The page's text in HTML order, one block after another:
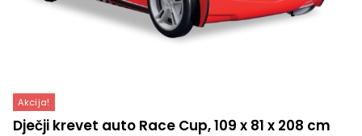
Akcija!
Dječji krevet auto Race Cup, 109 x 81 x 208 cm